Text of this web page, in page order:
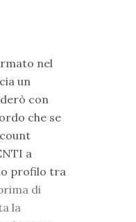
nel
un
con
che se
a
profilo tra
di
la